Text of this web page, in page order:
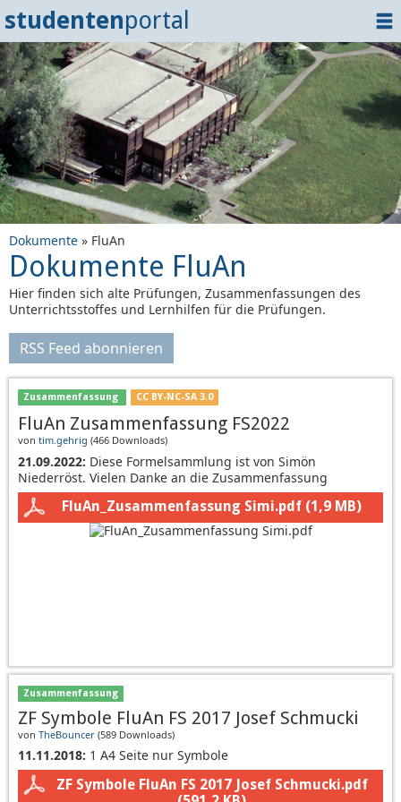
studentenportal
Home
Dokumente
Events
? Tipps
Login
Dokumente » FluAn
Dokumente FluAn
Hier finden sich alte Prüfungen, Zusammenfassungen des
Unterrichtsstoffes und Lernhilfen für die Prüfungen.
RSS Feed abonnieren
Zusammenfassung CC BY-NC-SA 3.0
FluAn Zusammenfassung FS2022
von tim.gehrig (466 Downloads)
21.09.2022: Diese Formelsammlung ist von Simön
Niederröst. Vielen Danke an die Zusammenfassung
FluAn_Zusammenfassung Simi.pdf (1,9 MB)
Zusammenfassung
ZF Symbole FluAn FS 2017 Josef Schmucki
von TheBouncer (589 Downloads)
11.11.2018: 1 A4 Seite nur Symbole
ZF Symbole FluAn FS 2017 Josef Schmucki.pdf